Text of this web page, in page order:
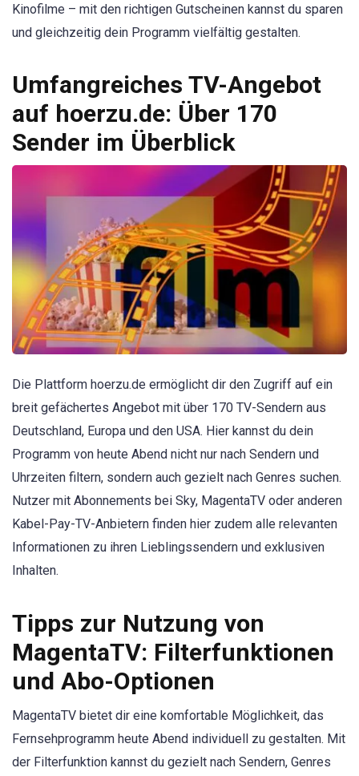
Kinofilme – mit den richtigen Gutscheinen kannst du sparen
und gleichzeitig dein Programm vielfältig gestalten.
Umfangreiches TV-Angebot
auf hoerzu.de: Über 170
Sender im Überblick
Die Plattform hoerzu.de ermöglicht dir den Zugriff auf ein
breit gefächertes Angebot mit über 170 TV-Sendern aus
Deutschland, Europa und den USA. Hier kannst du dein
Programm von heute Abend nicht nur nach Sendern und
Uhrzeiten filtern, sondern auch gezielt nach Genres suchen.
Nutzer mit Abonnements bei Sky, MagentaTV oder anderen
Kabel-Pay-TV-Anbietern finden hier zudem alle relevanten
Informationen zu ihren Lieblingssendern und exklusiven
Inhalten.
Tipps zur Nutzung von
MagentaTV: Filterfunktionen
und Abo-Optionen
MagentaTV bietet dir eine komfortable Möglichkeit, das
Fernsehprogramm heute Abend individuell zu gestalten. Mit
der Filterfunktion kannst du gezielt nach Sendern, Genres